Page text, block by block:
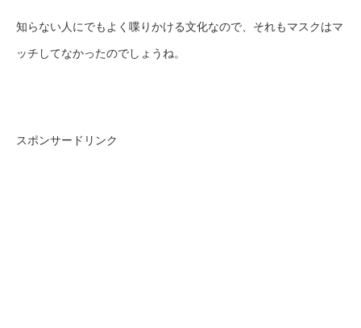
知らない人にでもよく喋りかける文化なので、それもマスクはマ
ッチしてなかったのでしょうね。
スポンサードリンク